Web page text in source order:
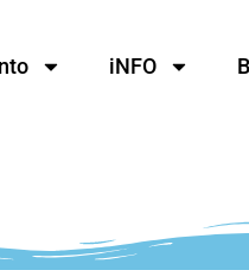
iNFO